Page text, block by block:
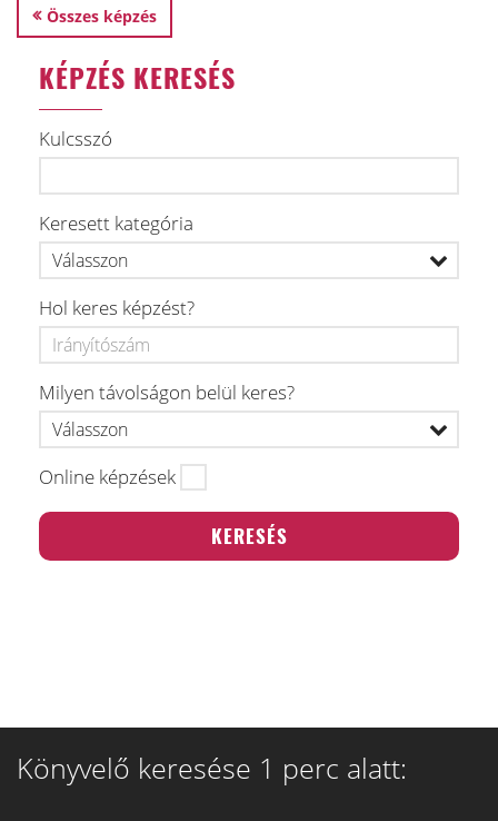
Összes képzés
KÉPZÉS KERESÉS
Kulcsszó
Keresett kategória
Hol keres képzést?
Milyen távolságon belül keres?
Online képzések
Könyvelő keresése 1 perc alatt: